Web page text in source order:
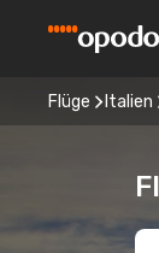
Flüge Italien